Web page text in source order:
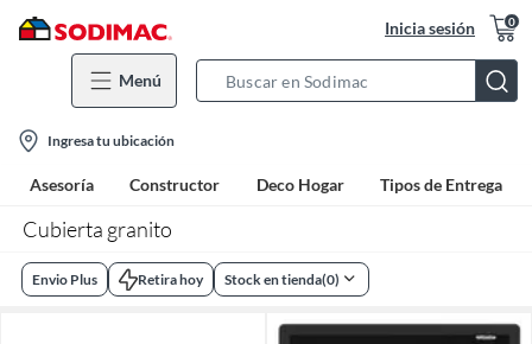
Inicia sesión 0
Menú
Bar
location-
icon
Ingresa tu ubicación
Asesoría Constructor Deco Hogar Tipos de Entrega
Cubierta granito
Envio Plus Retira hoy Stock en tienda(0)